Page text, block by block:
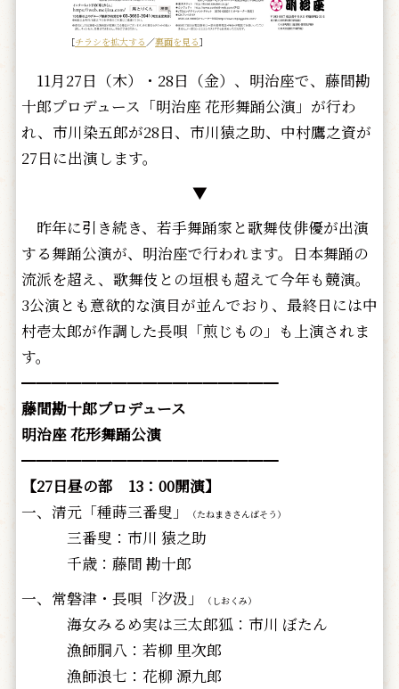
［チラシを拡大する ／裏面を見る］
11月27日（木）・28日（金）、明治座で、藤間勘
十郎プロデュース「明治座 花形舞踊公演」が行わ
れ、市川染五郎が28日、市川猿之助、中村鷹之資が
27日に出演します。
▼
昨年に引き続き、若手舞踊家と歌舞伎俳優が出演
する舞踊公演が、明治座で行われます。日本舞踊の
流派を超え、歌舞伎との垣根も超えて今年も競演。
3公演とも意欲的な演目が並んでおり、最終日には中
村壱太郎が作調した長唄「煎じもの」も上演されま
す。
━━━━━━━━━━━━━━━━━
藤間勘十郎プロデュース
明治座 花形舞踊公演
━━━━━━━━━━━━━━━━━
【27日昼の部 13：00開演】
一、清元「種蒔三番叟」
（たねまきさんばそう）
三番叟：市川 猿之助
千歳：藤間 勘十郎
一、常磐津・長唄「汐汲」
（しおくみ）
海女みるめ実は三太郎狐：市川 ぼたん
漁師胴八：若柳 里次郎
漁師浪七：花柳 源九郎